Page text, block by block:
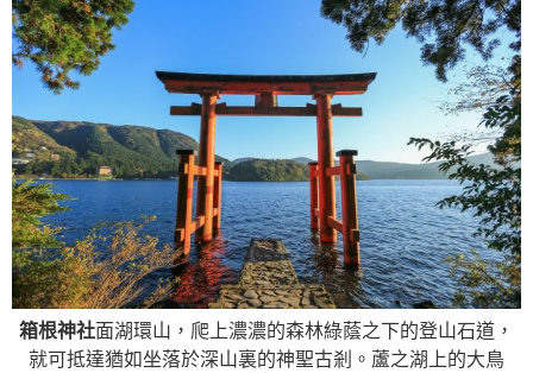
箱根神社面湖環山，爬上濃濃的森林綠蔭之下的登山石道，
就可抵達猶如坐落於深山裏的神聖古剎。蘆之湖上的大鳥